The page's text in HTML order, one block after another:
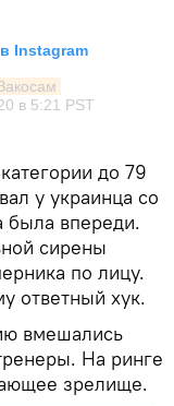
Instagram
в 5:21 PST
до 79
у украинца со
была впереди.
сирены
по лицу.
ответный хук.
вмешались
На ринге
зрелище.